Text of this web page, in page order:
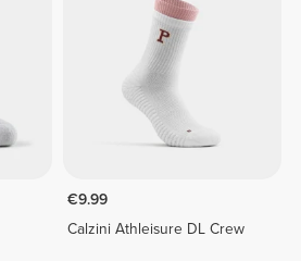
€9.99
Calzini Athleisure DL Crew